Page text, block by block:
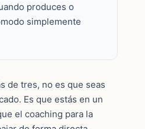
produces o
simplemente
de tres, no es que seas
Es que estás en un
el coaching para la